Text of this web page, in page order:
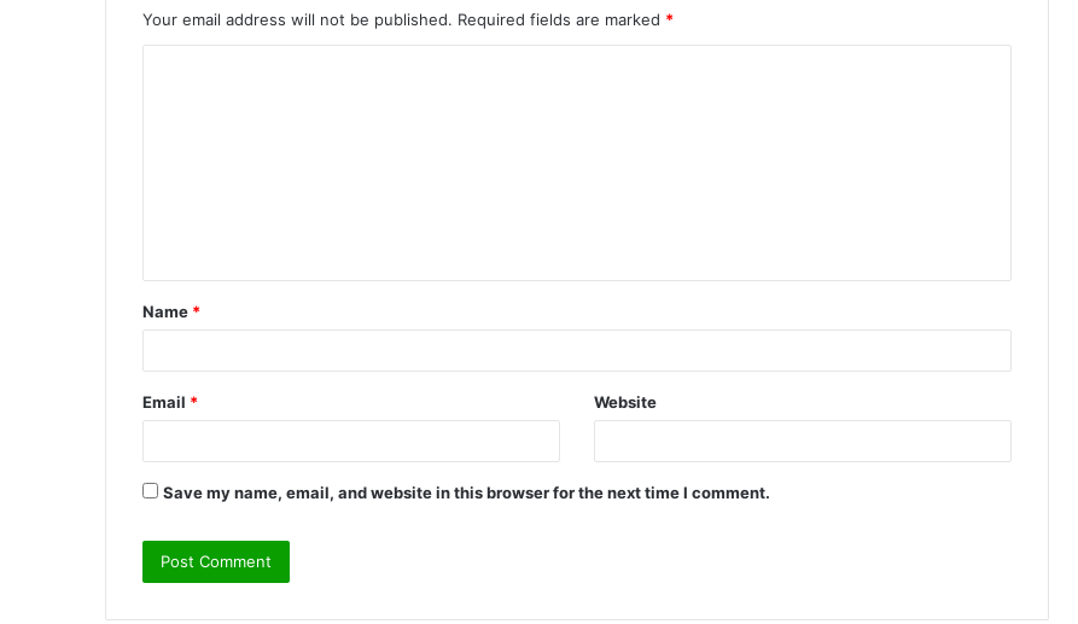
Your email address will not be published. Required fields are marked *
t
*
Name *
Email * Website
Save my name, email, and website in this browser for the next time I comment.